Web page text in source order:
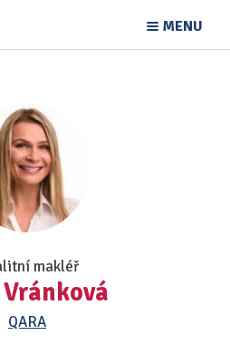
MENU
makléř
QARA